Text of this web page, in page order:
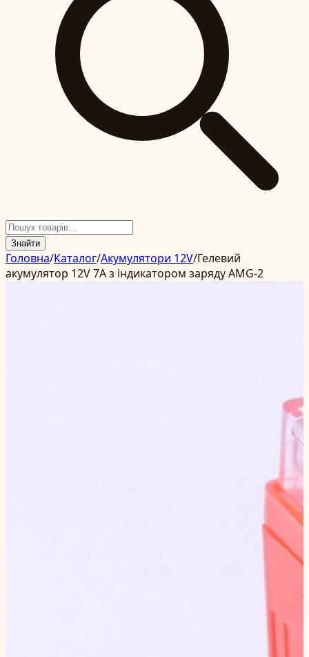
Знайти
Головна/Каталог/Акумулятори 12V/Гелевий
акумулятор 12V 7А з індикатором заряду AMG-2